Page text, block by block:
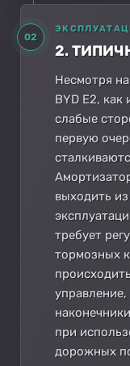
02
2.
Несмотря
BYD E2,
слабые
первую
выходить
требует
тормозных
управление,
при
дорожных